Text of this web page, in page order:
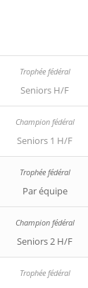
Seniors H/F
Seniors 1 H/F
Par équipe
Seniors 2 H/F